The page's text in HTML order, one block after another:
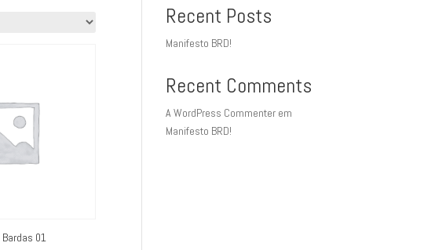
01
Recent Posts
Manifesto BRD!
Recent Comments
A WordPress Commenter em
Manifesto BRD!